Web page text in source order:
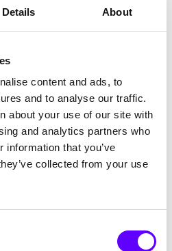
Details About
content and ads, to
and to analyse our traffic.
about your use of our site with
and analytics partners who
information that you’ve
collected from your use
stärkt Ihre Position.
betonen: Falls Sie mit
Mehrwerte der Zusammenarbeit
: Ein realistischer
und einer sauberen
die Bewilligungschancen.
Interdisziplinarität: Machen
in marktfähige
Dienstleistungen überführt
oder fördertechnische Beratung
oder den zuständigen